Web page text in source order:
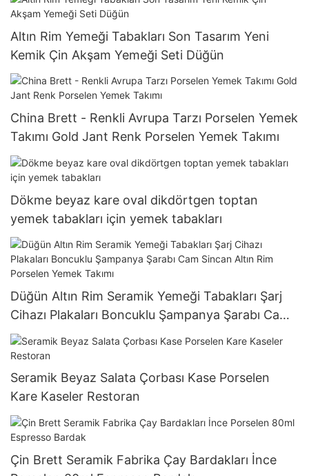
Altın Rim Yemeği Tabakları Son Tasarım Yeni
Kemik Çin Akşam Yemeği Seti Düğün
China Brett - Renkli Avrupa Tarzı Porselen Yemek
Takımı Gold Jant Renk Porselen Yemek Takımı
Dökme beyaz kare oval dikdörtgen toptan
yemek tabakları için yemek tabakları
Düğün Altın Rim Seramik Yemeği Tabakları Şarj
Cihazı Plakaları Boncuklu Şampanya Şarabı Cam
Sincan Altın Rim Porselen Yemek Takımı
Seramik Beyaz Salata Çorbası Kase Porselen
Kare Kaseler Restoran
Çin Brett Seramik Fabrika Çay Bardakları İnce